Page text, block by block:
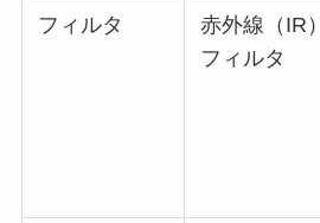
フィルタ
赤外線（IR）
フィルタ